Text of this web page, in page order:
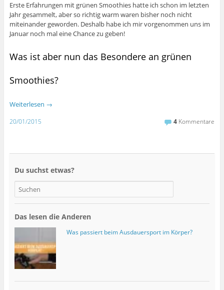
Erste Erfahrungen mit grünen Smoothies hatte ich schon im letzten
Jahr gesammelt, aber so richtig warm waren bisher noch nicht
miteinander geworden. Deshalb habe ich mir vorgenommen uns im
Januar noch mal eine Chance zu geben!
Was ist aber nun das Besondere an grünen
Smoothies?
Weiterlesen →
20/01/2015 4 Kommentare
Du suchst etwas?
Das lesen die Anderen
Was passiert beim Ausdauersport im Körper?